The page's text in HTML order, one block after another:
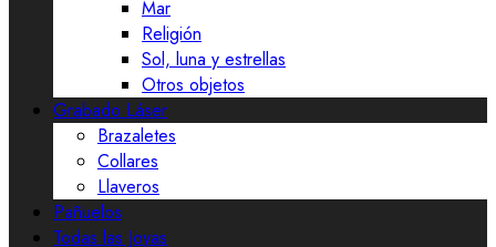
Mar
Religión
Sol, luna y estrellas
Otros objetos
Grabado Láser
Brazaletes
Collares
Llaveros
Pañuelos
Todas las Joyas